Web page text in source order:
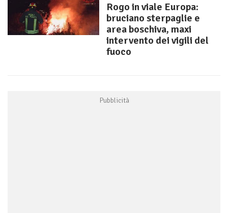
Rogo in viale Europa:
bruciano sterpaglie e
area boschiva, maxi
intervento dei vigili del
fuoco